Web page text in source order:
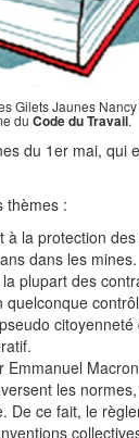
Gilets Jaunes
du Code du Travail.
du 1er mai, qui
thèmes :
à la protection
dans les mines.
plupart des
quelconque
citoyenneté
Emmanuel
les
De ce fait, le